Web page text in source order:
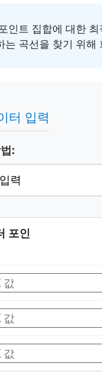
인트 집합에 대한
는 곡선을 찾기 위해
터 입력
:
포인